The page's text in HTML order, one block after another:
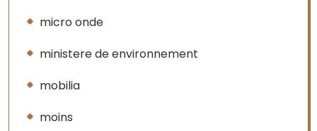
micro onde
ministere de environnement
mobilia
moins